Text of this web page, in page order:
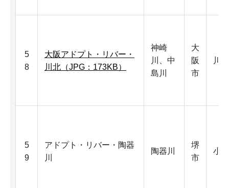
5
8
大阪アドプト・リバー・
川北（JPG：173KB）
神崎
川、中
島川
大
阪
市
川
5
9
アドプト・リバー・陶器
川
陶器川
堺
市
小